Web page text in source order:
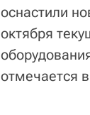
оснастили
октября
отмечается